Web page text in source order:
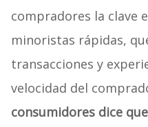
compradores la clave
minoristas rápidas,
transacciones y
velocidad del
consumidores dice